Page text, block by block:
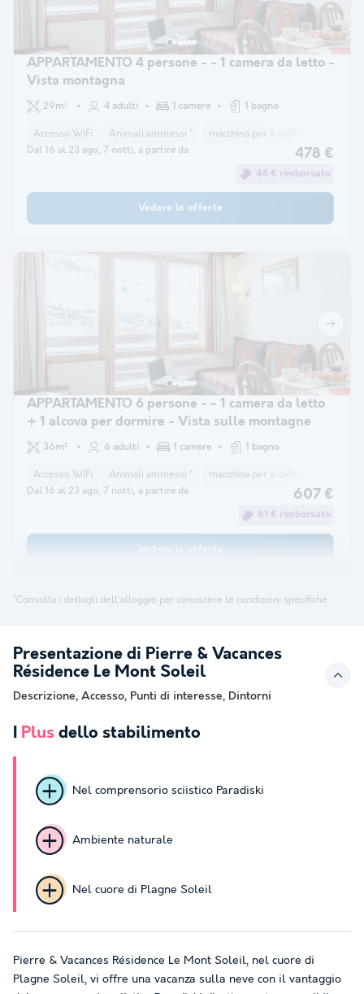
APPARTAMENTO 4 persone - - 1 camera da letto -
Vista montagna
29m² 4 adulti 1 camere 1 bagno
Accesso WiFi Animali ammessi * macchina per il caffè
Dal 16 al 23 ago, 7 notti, a partire da 478 €
48 € rimborsato
Vedere le offerte
APPARTAMENTO 6 persone - - 1 camera da letto
+ 1 alcova per dormire - Vista sulle montagne
36m² 6 adulti 1 camere 1 bagno
Accesso WiFi Animali ammessi * macchina per il caffè
Dal 16 al 23 ago, 7 notti, a partire da 607 €
61 € rimborsato
*Consulta i dettagli dell'alloggio per conoscere le condizioni specifiche
Presentazione di Pierre & Vacances
Résidence Le Mont Soleil
Descrizione, Accesso, Punti di interesse, Dintorni
Plus dello stabilimento
Nel comprensorio sciistico Paradiski
Ambiente naturale
Nel cuore di Plagne Soleil
Pierre & Vacances Résidence Le Mont Soleil, nel cuore di
Plagne Soleil, vi offre una vacanza sulla neve con il vantaggio